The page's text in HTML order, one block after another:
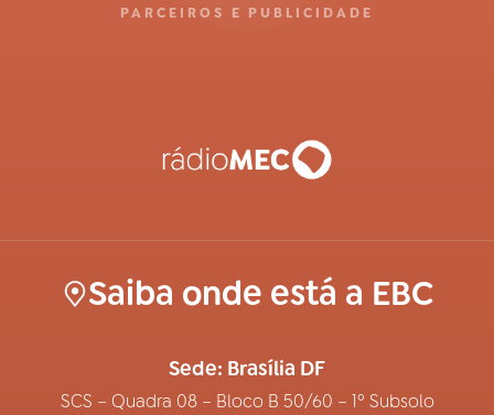
PARCEIROS E PUBLICIDADE
Saiba onde está a EBC
Sede: Brasília DF
SCS – Quadra 08 – Bloco B 50/60 – 1º Subsolo